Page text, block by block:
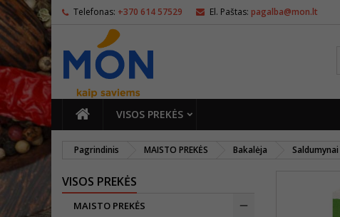
Telefonas: +370 614 57529 El. Paštas: pagalba@mon.lt
PAGRINDINIS
VISOS PREKĖS
Pagrindinis MAISTO PREKĖS Bakalėja Saldumynai
VISOS PREKĖS
MAISTO PREKĖS